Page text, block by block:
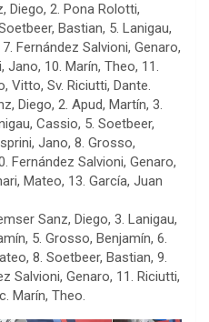
Diego, 2. Pona Rolotti,
Bastian, 5. Lanigau,
Fernández Salvioni, Genaro,
Jano, 10. Marín, Theo, 11.
Vitto, Sv. Riciutti, Dante.
Diego, 2. Apud, Martín, 3.
Cassio, 5. Soetbeer,
Jano, 8. Grosso,
Fernández Salvioni, Genaro,
Mateo, 13. García, Juan
Sanz, Diego, 3. Lanigau,
5. Grosso, Benjamín, 6.
8. Soetbeer, Bastian, 9.
Salvioni, Genaro, 11. Riciutti,
Marín, Theo.